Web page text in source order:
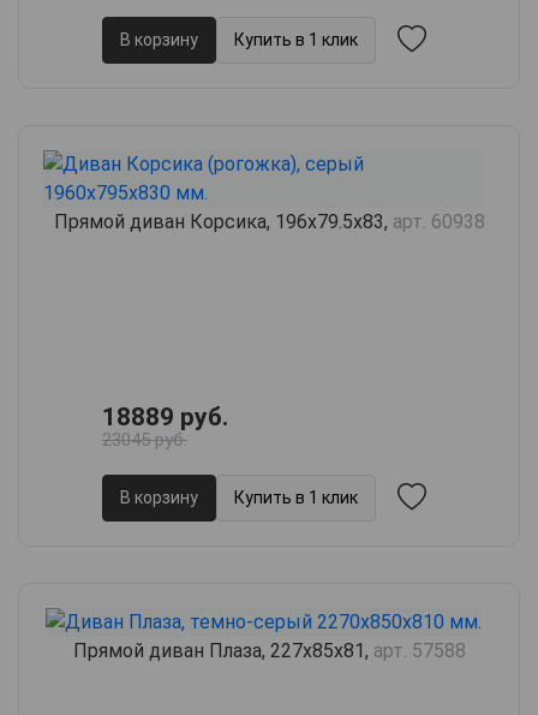
В корзину Купить в 1 клик
Прямой диван Корсика, 196х79.5х83, арт. 60938
18889 руб.
23045 руб.
В корзину Купить в 1 клик
Прямой диван Плаза, 227х85х81, арт. 57588